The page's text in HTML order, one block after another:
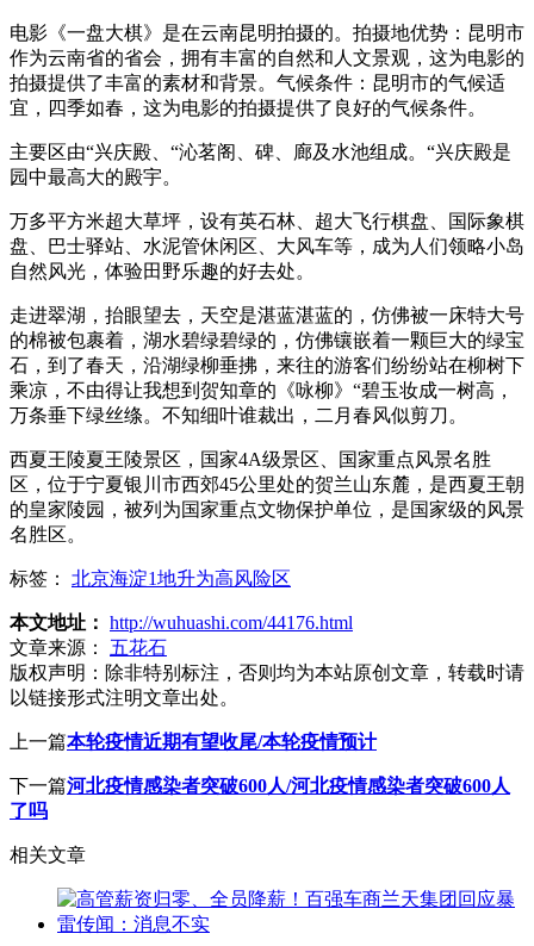
电影《一盘大棋》是在云南昆明拍摄的。拍摄地优势：昆明市
作为云南省的省会，拥有丰富的自然和人文景观，这为电影的
拍摄提供了丰富的素材和背景。气候条件：昆明市的气候适
宜，四季如春，这为电影的拍摄提供了良好的气候条件。
主要区由“兴庆殿、“沁茗阁、碑、廊及水池组成。“兴庆殿是
园中最高大的殿宇。
万多平方米超大草坪，设有英石林、超大飞行棋盘、国际象棋
盘、巴士驿站、水泥管休闲区、大风车等，成为人们领略小岛
自然风光，体验田野乐趣的好去处。
走进翠湖，抬眼望去，天空是湛蓝湛蓝的，仿佛被一床特大号
的棉被包裹着，湖水碧绿碧绿的，仿佛镶嵌着一颗巨大的绿宝
石，到了春天，沿湖绿柳垂拂，来往的游客们纷纷站在柳树下
乘凉，不由得让我想到贺知章的《咏柳》“碧玉妆成一树高，
万条垂下绿丝绦。不知细叶谁裁出，二月春风似剪刀。
西夏王陵夏王陵景区，国家4A级景区、国家重点风景名胜
区，位于宁夏银川市西郊45公里处的贺兰山东麓，是西夏王朝
的皇家陵园，被列为国家重点文物保护单位，是国家级的风景
名胜区。
标签： 北京海淀1地升为高风险区
本文地址： http://wuhuashi.com/44176.html
文章来源：
五花石
版权声明： 除非特别标注，否则均为本站原创文章，转载时请
以链接形式注明文章出处。
上一篇本轮疫情近期有望收尾/本轮疫情预计
下一篇河北疫情感染者突破600人/河北疫情感染者突破600人
了吗
相关文章